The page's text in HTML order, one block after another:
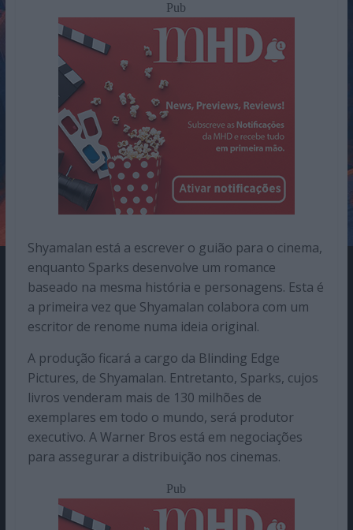
Pub
Shyamalan está a escrever o guião para o cinema,
enquanto Sparks desenvolve um romance
baseado na mesma história e personagens. Esta é
a primeira vez que Shyamalan colabora com um
escritor de renome numa ideia original.
A produção ficará a cargo da Blinding Edge
Pictures, de Shyamalan. Entretanto, Sparks, cujos
livros venderam mais de 130 milhões de
exemplares em todo o mundo, será produtor
executivo. A Warner Bros está em negociações
para assegurar a distribuição nos cinemas.
Pub